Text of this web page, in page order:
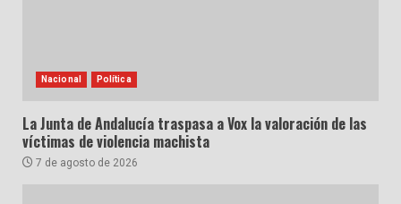
Nacional Política
La Junta de Andalucía traspasa a Vox la valoración de las
víctimas de violencia machista
7 de agosto de 2026